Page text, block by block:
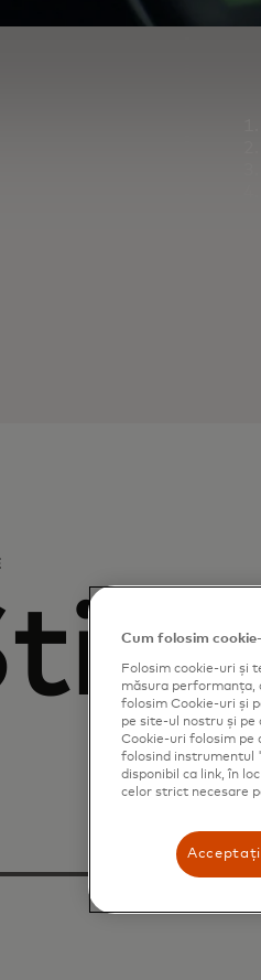
Cum folosim
Folosim cookie-uri și
măsura performanța,
folosim Cookie-uri și
pe site-ul nostru și
Cookie-uri folosim pe
folosind instrumentul
disponibil ca link, în
celor strict necesare